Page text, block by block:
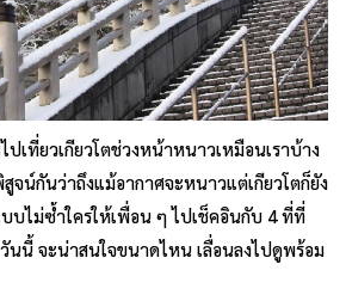
เที่ยวเกียวโตช่วงหน้าหนาวเหมือนเราบ้าง
จน์กันว่าถึงแม้อากาศจะหนาวแต่เกียวโตก็ยัง
บไม่ซ้ำใครให้เพื่อน ๆ ไปเช็คอินกับ 4 ที่ที่
นนี้ จะน่าสนใจขนาดไหน เลื่อนลงไปดูพร้อม